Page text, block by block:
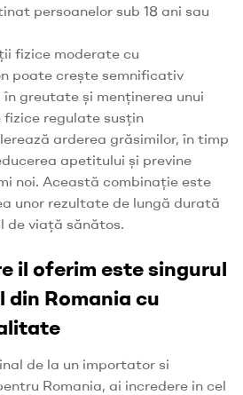
persoanelor sub 18 ani sau
fizice moderate cu
poate crește semnificativ
greutate și menținerea unui
fizice regulate susțin
arderea grăsimilor, în timp
apetitului și previne
noi. Această combinație este
unor rezultate de lungă durată
de viață sănătos.
il oferim este singurul
din Romania cu
de la un importator si
Romania, ai incredere in cel